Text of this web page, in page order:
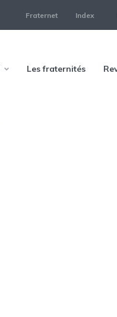
Fraternet Index
Les fraternités